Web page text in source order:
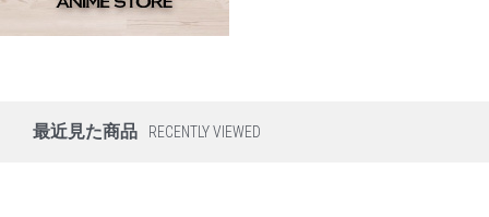
最近見た商品 RECENTLY VIEWED